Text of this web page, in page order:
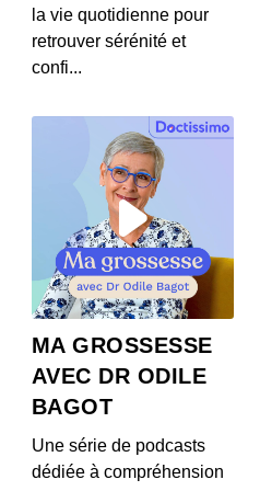
L'actu auto du 24 juillet 2020
Y A 6 ANS
la Mercedes Classe E restylée, la
L'actu auto du 23 juillet 2020
A 6 ANS
Vanquish 25 par Ian Callum entre
Quel est ce modèle ? On v...
L'actu auto du 22 juillet 2020
Y A 6 ANS
un SUV 100% électrique ? C’est la
de Ford ! On vos prés...
L'actu auto du 21 juillet 2020
A 6 ANS
ce mardi 21 juillet : des Renault Zoe
la vie quotidienne pour
retrouver sérénité et
confi...
MA GROSSESSE
AVEC DR ODILE
BAGOT
Une série de podcasts
dédiée à compréhension